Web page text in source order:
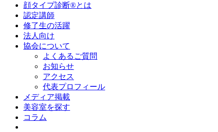
顔タイプ診断®とは
認定講師
修了生の活躍
法人向け
協会について
よくあるご質問
お知らせ
アクセス
代表プロフィール
メディア掲載
美容室を探す
コラム